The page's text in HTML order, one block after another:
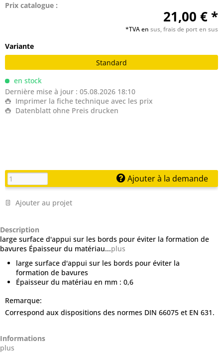
Prix catalogue :
21,00 € *
*TVA en sus, frais de port en sus
Variante
Standard
en stock
Dernière mise à jour : 05.08.2026 18:10
Imprimer la fiche technique avec les prix
Datenblatt ohne Preis drucken
Ajouter à la demande
Ajouter au projet
Description
large surface d'appui sur les bords pour éviter la formation de
bavures Épaisseur du matériau...plus
large surface d'appui sur les bords pour éviter la
formation de bavures
Épaisseur du matériau en mm : 0,6
Remarque:
Correspond aux dispositions des normes DIN 66075 et EN 631.
Informations
plus